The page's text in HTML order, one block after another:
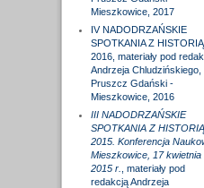
Mieszkowice, 2017
IV NADODRZAŃSKIE
SPOTKANIA Z HISTORIĄ
2016, materiały pod
Andrzeja Chludzińskiego,
Pruszcz Gdański -
Mieszkowice, 2016
III NADODRZAŃSKIE
SPOTKANIA Z HISTORIĄ
2015. Konferencja
Mieszkowice, 17 kwietnia
2015 r.
, materiały pod
redakcją Andrzeja